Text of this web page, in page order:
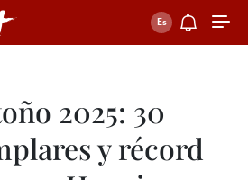
2025: 30
y récord